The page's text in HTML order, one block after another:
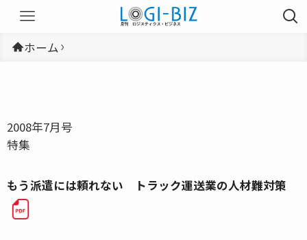
ホーム
2008年7月号
特集
もう派遣には頼れない トラック運送業の人材難対策